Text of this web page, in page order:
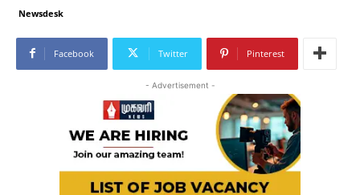
Newsdesk
Facebook Twitter Pinterest
- Advertisement -